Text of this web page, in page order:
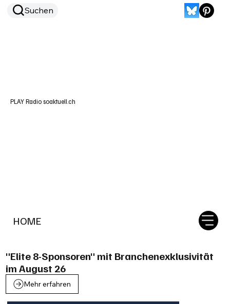
HOME
Suchen
PLAY Radio soaktuell.ch
"Elite 8-Sponsoren" mit Branchenexklusivität
im August 26
Mehr erfahren